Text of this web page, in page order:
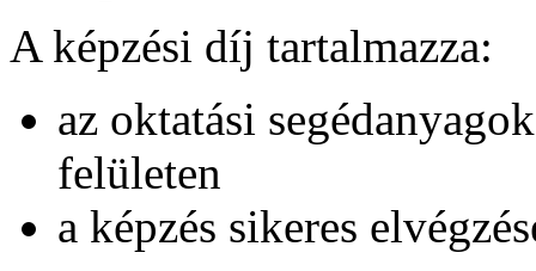
A képzési díj tartalmazza:
az oktatási
felületen
a képzés sikeres